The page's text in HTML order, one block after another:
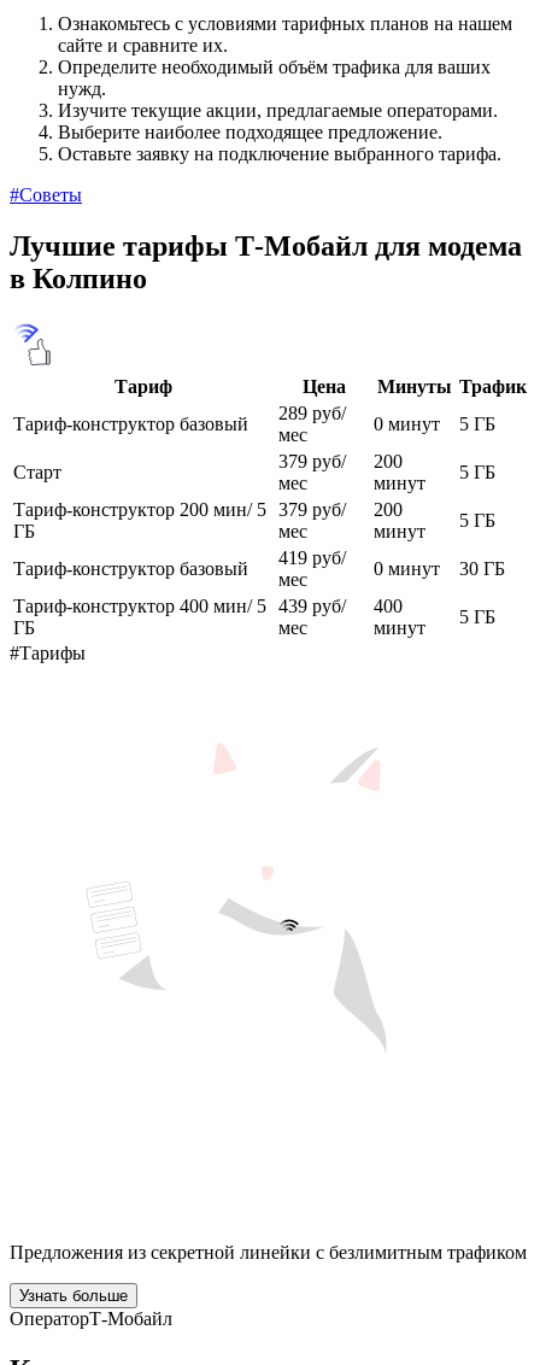
Ознакомьтесь с условиями тарифных планов на нашем
сайте и сравните их.
Определите необходимый объём трафика для ваших
нужд.
Изучите текущие акции, предлагаемые операторами.
Выберите наиболее подходящее предложение.
Оставьте заявку на подключение выбранного тарифа.
#Советы
Лучшие тарифы Т‑Мобайл для модема
в Колпино
Тариф Цена Минуты Трафик
Тариф-конструктор базовый
289 руб/
мес
0 минут 5 ГБ
Старт
379 руб/
мес
200
минут
5 ГБ
Тариф-конструктор 200 мин/ 5
ГБ
379 руб/
мес
200
минут
5 ГБ
Тариф-конструктор базовый
419 руб/
мес
0 минут
30 ГБ
Тариф-конструктор 400 мин/ 5
ГБ
439 руб/
мес
400
минут
5 ГБ
#Тарифы
Предложения из секретной линейки с безлимитным трафиком
Узнать больше
ОператорТ‑Мобайл